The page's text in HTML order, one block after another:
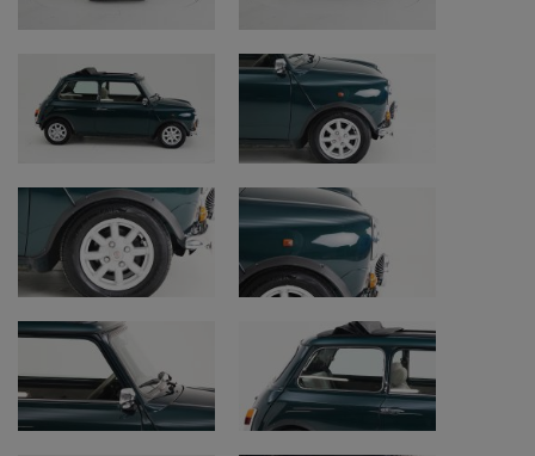
• Model: Mini British Open
• Bouwjaar: 1996
• Datum eerste inschrijving: 20/09/1996
• Motor: 1.275 cc viercilinder
• Transmissie: Manuele versnellingsbak
• Kleur: British Racing Green
• Kilometerstand: 73.949 km (afgelezen
kilometerstand)
• Chassisnummer: SAXXNYAXMBD123838
Staat en aandachtspunten
• Restauratie en originaliteit: deels te
restaureren